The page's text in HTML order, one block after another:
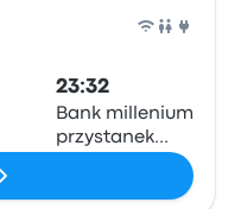
23:32
Bank millenium
przystanek